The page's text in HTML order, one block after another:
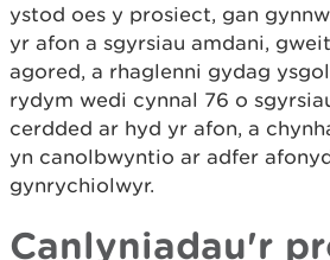
ystod oes y prosiect, gan
yr afon a sgyrsiau amdani,
agored, a rhaglenni gydag
rydym wedi cynnal 76 o
cerdded ar hyd yr afon, a
yn canolbwyntio ar adfer
gynrychiolwyr.
Canlyniadau'r